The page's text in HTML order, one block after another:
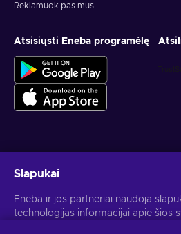
Reklamuok pas mus
Atsisiųsti Eneba programėlę
Atšaukti prenumeratą gali bet kada.
Slapukai
Eneba ir jos partneriai naudoja
technologijas informacijai apie šios